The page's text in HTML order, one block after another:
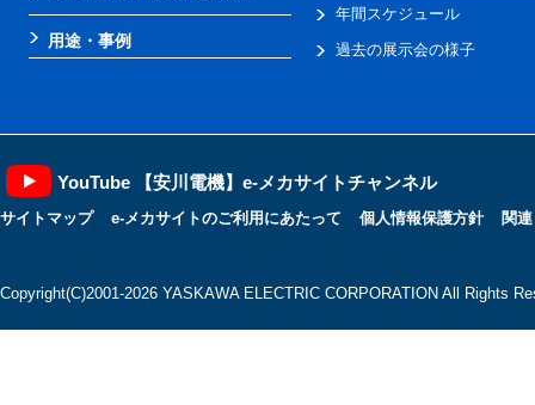
用途・事例
年間スケジュール
過去の展示会の様子
YouTube 【安川電機】e-メカサイトチャンネル
サイトマップ e-メカサイトのご利用にあたって 個人情報保護方針 関
Copyright(C)2001‐2026 YASKAWA ELECTRIC CORPORATION All Rights